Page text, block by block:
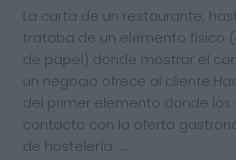
La carta de un restaurante,
trataba de un elemento físico
de papel) donde mostrar el
un negocio ofrece al
del primer elemento donde
contacto con la oferta
de hostelería. …